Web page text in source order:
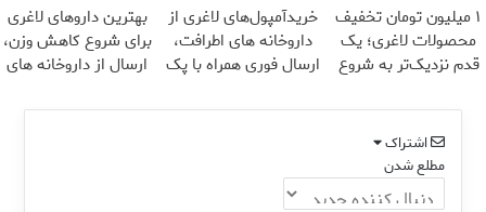
۱ میلیون تومان تخفیف
محصولات لاغری؛ یک
قدم نزدیک‌تر به شروع
خریدآمپول‌های لاغری از
داروخانه های اطرافت،
ارسال فوری همراه با پک
بهترین داروهای لاغری
برای شروع کاهش وزن،
ارسال از داروخانه های
اشتراک
مطلع شدن